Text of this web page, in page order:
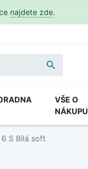
najdete zde.

VŠE O
NÁKUPU
S Bílá soft